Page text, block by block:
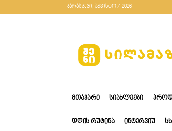
პარასკევი, აგვისტო 7, 2026
ᲛᲗᲐᲕᲐᲠᲘ ᲡᲘᲐᲮᲚᲔᲔᲑᲘ
ᲓᲦᲘᲡ ᲠᲣᲢᲘᲜᲐ ᲘᲜᲢᲔᲠᲕᲘᲣ